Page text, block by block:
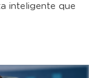
inteligente que